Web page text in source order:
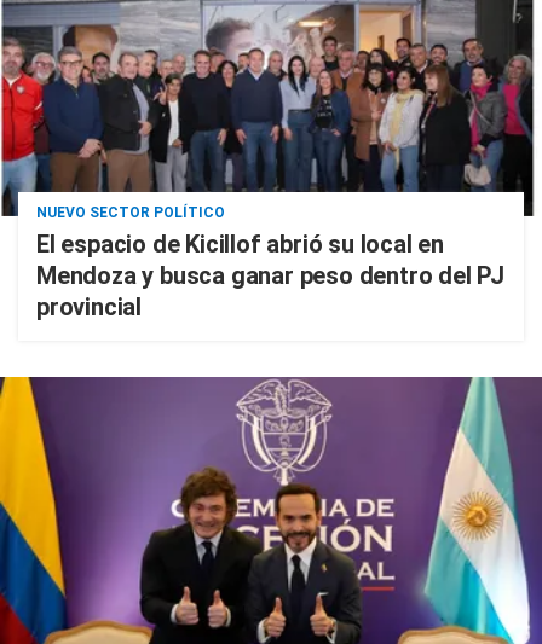
NUEVO SECTOR POLÍTICO
El espacio de Kicillof abrió su local en
Mendoza y busca ganar peso dentro del PJ
provincial